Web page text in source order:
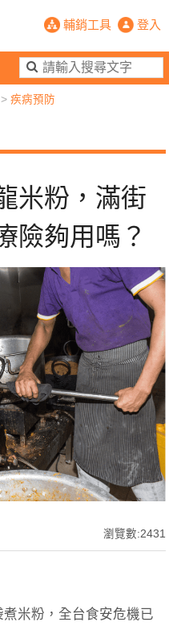
頂新小到尼龍米粉，滿街食
輔銷工具 登入
好險懂生活
輔銷工具 活動專區
>疾病預防
米粉，滿街
險夠用嗎？
瀏覽數:2431
米粉，全台食安危機已